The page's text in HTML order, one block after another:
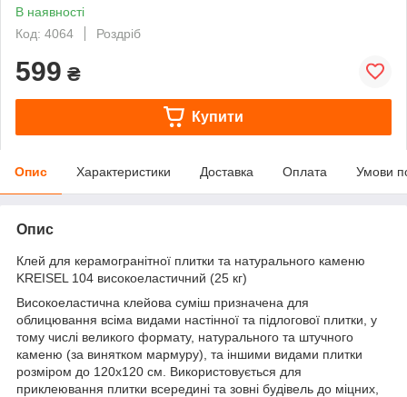
В наявності
Код: 4064
Роздріб
599 ₴
Купити
Опис Характеристики Доставка Оплата Умови
Опис
Клей для керамогранітної плитки та натурального каменю
KREISEL 104 високоеластичний (25 кг)
Високоеластична клейова суміш призначена для
облицювання всіма видами настінної та підлогової плитки, у
тому числі великого формату, натурального та штучного
каменю (за винятком мармуру), та іншими видами плитки
розміром до 120х120 см. Використовується для
приклеювання плитки всередині та зовні будівель до міцних,